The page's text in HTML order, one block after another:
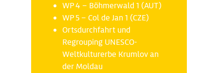
WP 4 – Böhmerwald 1 (AUT)
WP 5 – Col de Jan 1 (CZE)
Ortsdurchfahrt und
Regrouping UNESCO-
Weltkulturerbe Krumlov an
der Moldau